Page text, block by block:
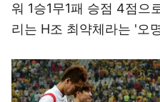
워 1승1무1패 승점 4점으
리는 H조 최약체라는 '오